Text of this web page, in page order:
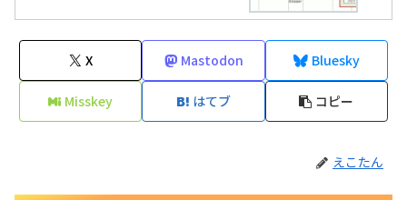
X Mastodon Bluesky
Misskey はてブ コピー
えこたん